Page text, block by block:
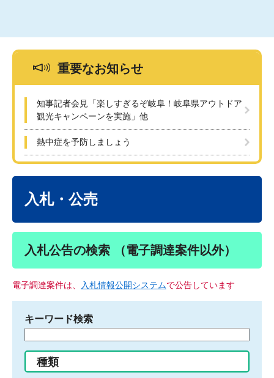
重要なお知らせ
知事記者会見「楽しすぎるぞ岐阜！岐阜県アウトドア
観光キャンペーンを実施」他
熱中症を予防しましょう
入札・公売
入札公告の検索 （電子調達案件以外）
電子調達案件は、 入札情報公開システムで公告しています
キーワード検索
る
種類